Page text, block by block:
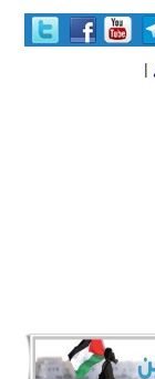
|